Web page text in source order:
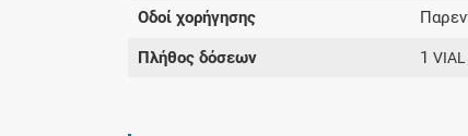
Οδοί χορήγησης
Πλήθος δόσεων 1VIAL